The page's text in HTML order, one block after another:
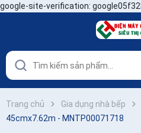
google-site-verification:
Trang chủ Gia dụng nhà bếp
45cmx7.62m - MNTP00071718